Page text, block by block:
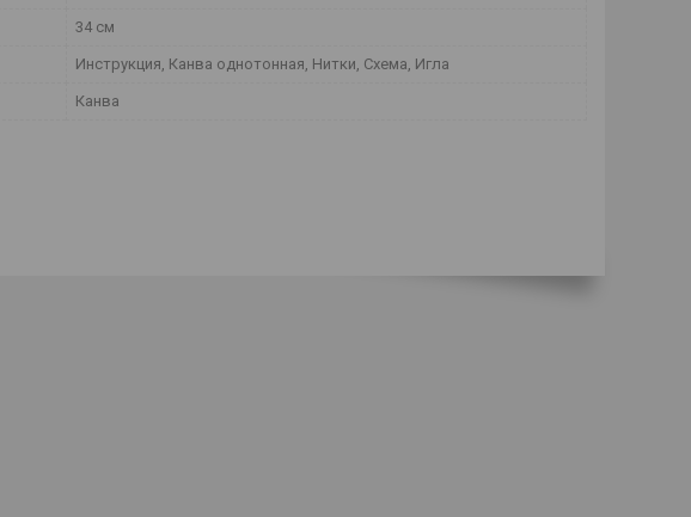
34 см
Инструкция, Канва однотонная, Нитки, Схема, Игла
Канва